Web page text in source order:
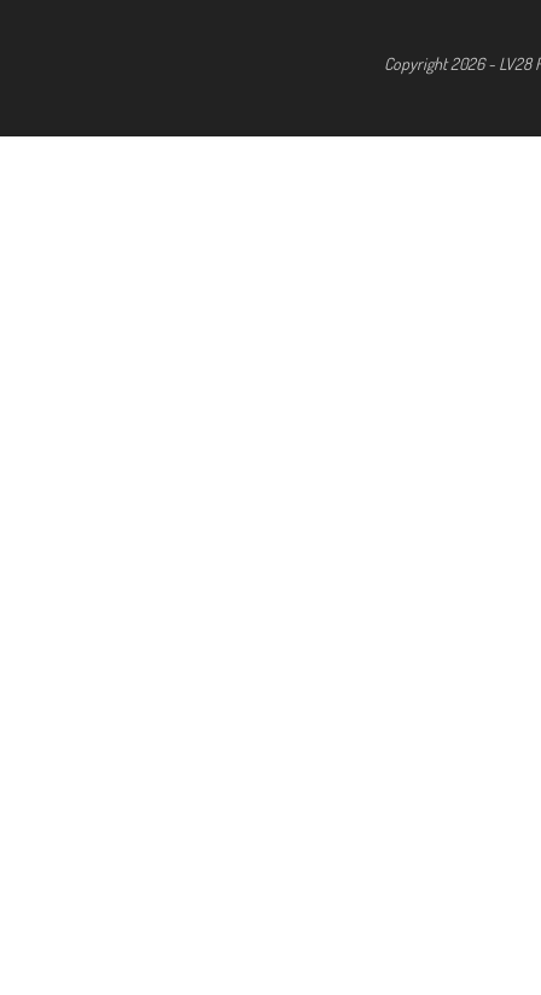
Copyright 2026 - LV28